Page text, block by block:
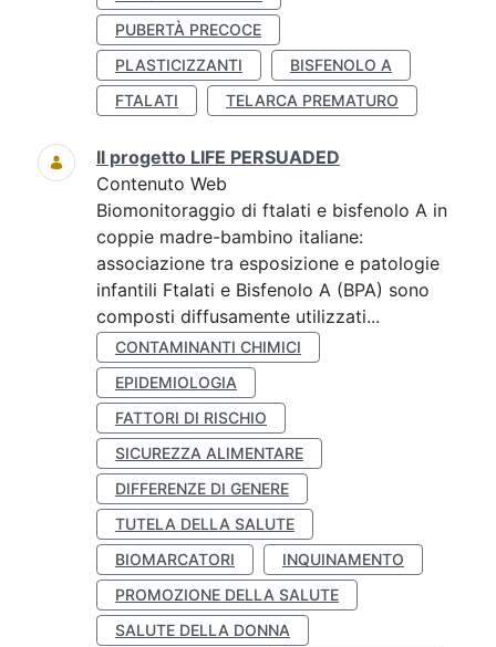
PUBERTÀ PRECOCE
PLASTICIZZANTI
BISFENOLO A
FTALATI
TELARCA PREMATURO
Il progetto LIFE PERSUADED
Contenuto Web
Biomonitoraggio di ftalati e bisfenolo A in
coppie madre-bambino italiane:
associazione tra esposizione e patologie
infantili Ftalati e Bisfenolo A (BPA) sono
composti diffusamente utilizzati...
CONTAMINANTI CHIMICI
EPIDEMIOLOGIA
FATTORI DI RISCHIO
SICUREZZA ALIMENTARE
DIFFERENZE DI GENERE
TUTELA DELLA SALUTE
BIOMARCATORI
INQUINAMENTO
PROMOZIONE DELLA SALUTE
SALUTE DELLA DONNA